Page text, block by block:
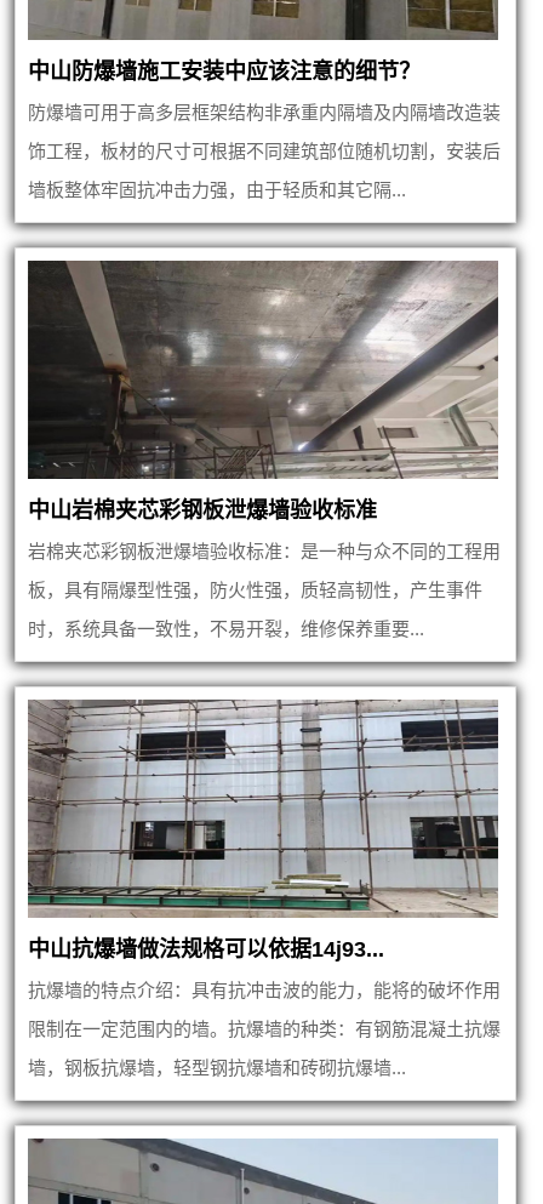
中山防爆墙施工安装中应该注意的细节？
防爆墙可用于高多层框架结构非承重内隔墙及内隔墙改造装
饰工程，板材的尺寸可根据不同建筑部位随机切割，安装后
墙板整体牢固抗冲击力强，由于轻质和其它隔...
中山岩棉夹芯彩钢板泄爆墙验收标准
岩棉夹芯彩钢板泄爆墙验收标准：是一种与众不同的工程用
板，具有隔爆型性强，防火性强，质轻高韧性，产生事件
时，系统具备一致性，不易开裂，维修保养重要...
中山抗爆墙做法规格可以依据14j93...
抗爆墙的特点介绍：具有抗冲击波的能力，能将的破坏作用
限制在一定范围内的墙。抗爆墙的种类：有钢筋混凝土抗爆
墙，钢板抗爆墙，轻型钢抗爆墙和砖砌抗爆墙...